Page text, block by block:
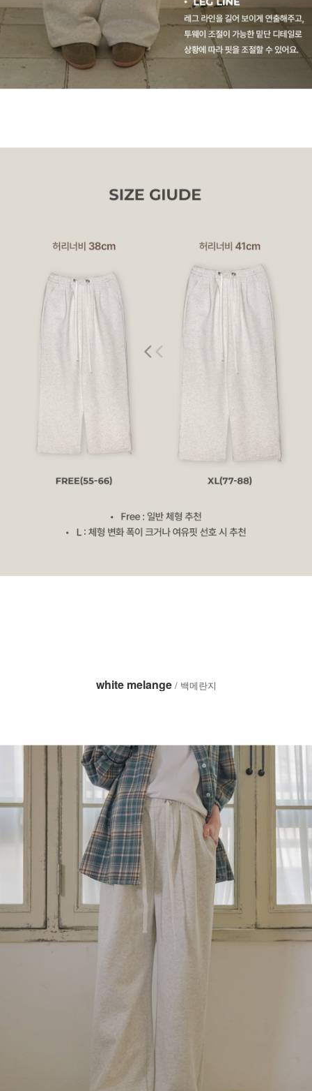
white melange / 백메란지